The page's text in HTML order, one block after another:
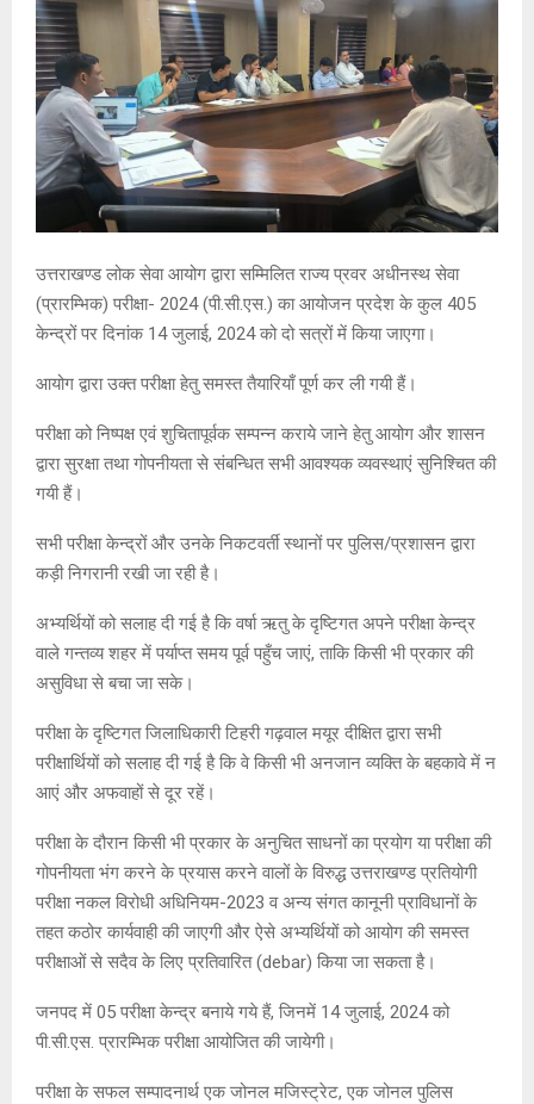
उत्तराखण्ड लोक सेवा आयोग द्वारा सम्मिलित राज्य प्रवर अधीनस्थ सेवा
(प्रारम्भिक) परीक्षा- 2024 (पी.सी.एस.) का आयोजन प्रदेश के कुल 405
केन्द्रों पर दिनांक 14 जुलाई, 2024 को दो सत्रों में किया जाएगा।
आयोग द्वारा उक्त परीक्षा हेतु समस्त तैयारियाँ पूर्ण कर ली गयी हैं।
परीक्षा को निष्पक्ष एवं शुचितापूर्वक सम्पन्न कराये जाने हेतु आयोग और शासन
द्वारा सुरक्षा तथा गोपनीयता से संबन्धित सभी आवश्यक व्यवस्थाएं सुनिश्चित की
गयी हैं।
सभी परीक्षा केन्द्रों और उनके निकटवर्ती स्थानों पर पुलिस/प्रशासन द्वारा
कड़ी निगरानी रखी जा रही है।
अभ्यर्थियों को सलाह दी गई है कि वर्षा ऋतु के दृष्टिगत अपने परीक्षा केन्द्र
वाले गन्तव्य शहर में पर्याप्त समय पूर्व पहुँच जाएं, ताकि किसी भी प्रकार की
असुविधा से बचा जा सके।
परीक्षा के दृष्टिगत जिलाधिकारी टिहरी गढ़वाल मयूर दीक्षित द्वारा सभी
परीक्षार्थियों को सलाह दी गई है कि वे किसी भी अनजान व्यक्ति के बहकावे में न
आएं और अफवाहों से दूर रहें।
परीक्षा के दौरान किसी भी प्रकार के अनुचित साधनों का प्रयोग या परीक्षा की
गोपनीयता भंग करने के प्रयास करने वालों के विरुद्ध उत्तराखण्ड प्रतियोगी
परीक्षा नकल विरोधी अधिनियम-2023 व अन्य संगत कानूनी प्राविधानों के
तहत कठोर कार्यवाही की जाएगी और ऐसे अभ्यर्थियों को आयोग की समस्त
परीक्षाओं से सदैव के लिए प्रतिवारित (debar) किया जा सकता है।
जनपद में 05 परीक्षा केन्द्र बनाये गये हैं, जिनमें 14 जुलाई, 2024 को
पी.सी.एस. प्रारम्भिक परीक्षा आयोजित की जायेगी।
परीक्षा के सफल सम्पादनार्थ एक जोनल मजिस्ट्रेट, एक जोनल पुलिस